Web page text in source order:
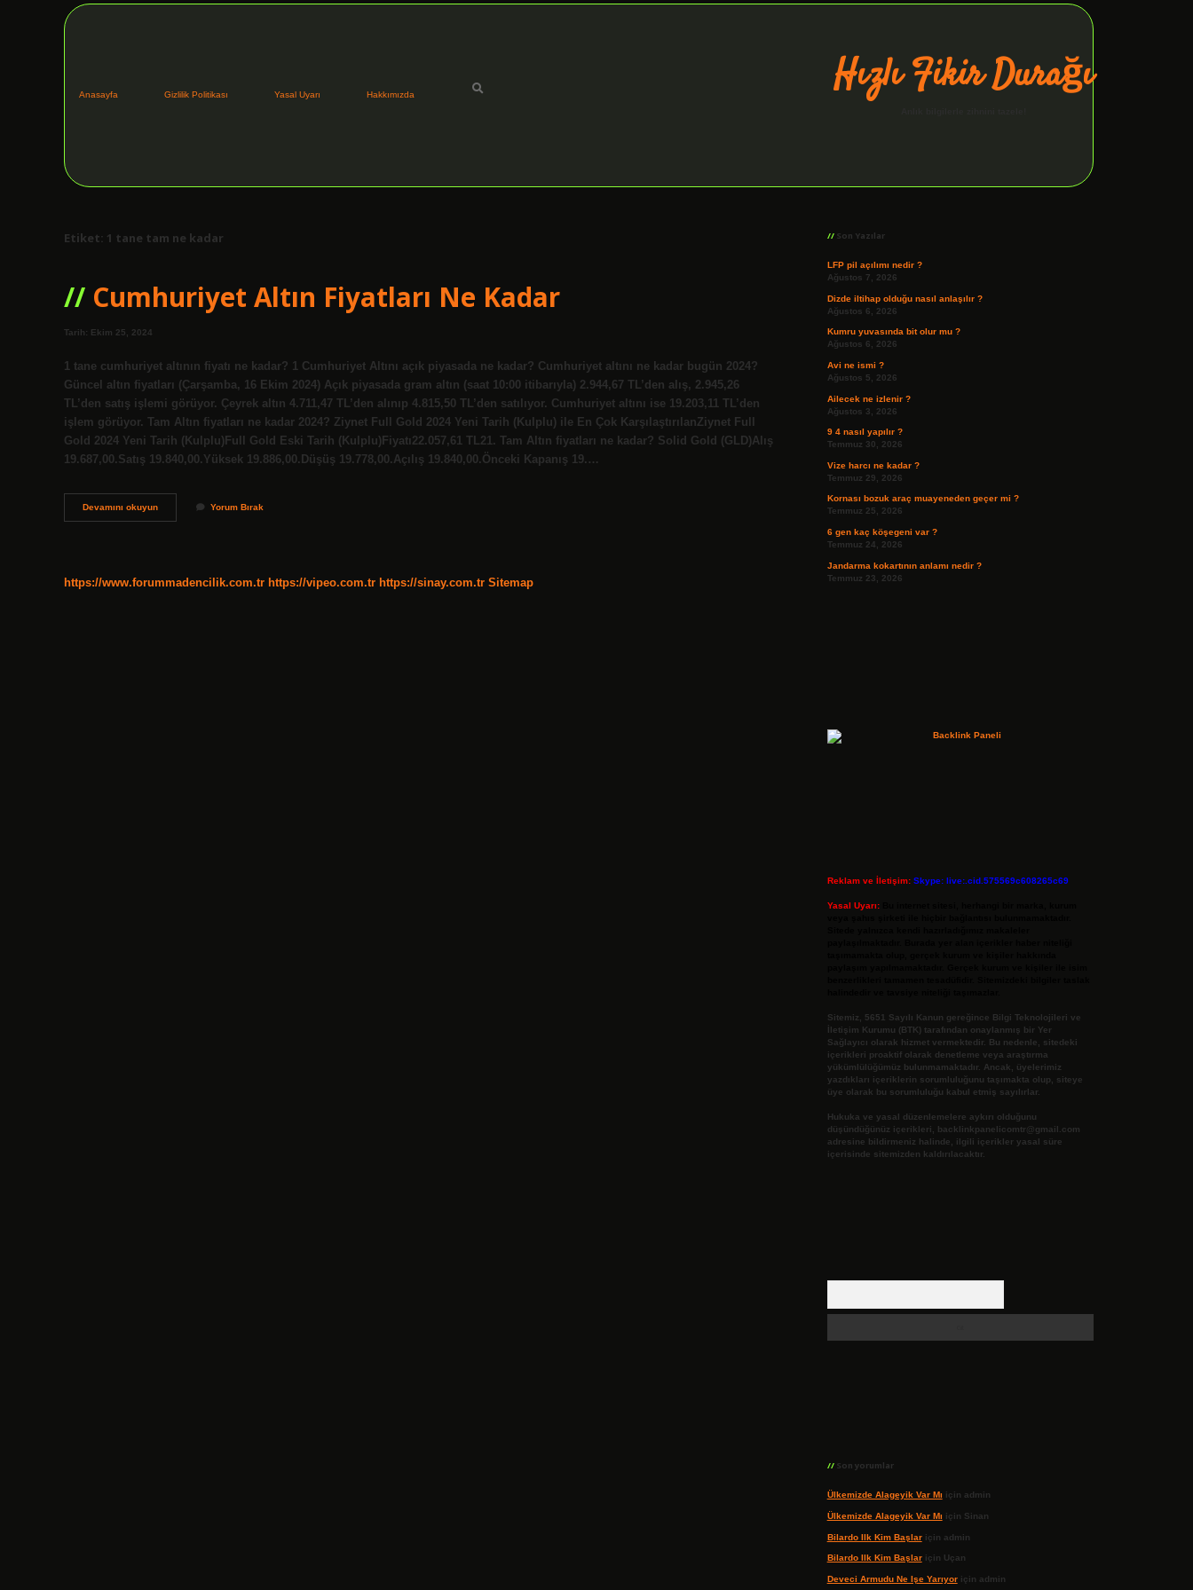
Anasayfa Gizlilik Politikası Yasal Uyarı Hakkımızda Hızlı Fikir Durağı
Etiket: 1 tane tam ne kadar
Cumhuriyet Altın Fiyatları Ne Kadar
Tarih: Ekim 25, 2024
1 tane cumhuriyet altının fiyatı ne kadar? 1 Cumhuriyet Altını açık piyasada ne kadar? Cumhuriyet altını ne kadar bugün 2024?
Güncel altın fiyatları (Çarşamba, 16 Ekim 2024) Açık piyasada gram altın (saat 10:00 itibarıyla) 2.944,67 TL’den alış, 2.945,26
TL’den satış işlemi görüyor. Çeyrek altın 4.711,47 TL’den alınıp 4.815,50 TL’den satılıyor. Cumhuriyet altını ise 19.203,11 TL’den
işlem görüyor. Tam Altın fiyatları ne kadar 2024? Ziynet Full Gold 2024 Yeni Tarih (Kulplu) ile En Çok KarşılaştırılanZiynet Full
Gold 2024 Yeni Tarih (Kulplu)Full Gold Eski Tarih (Kulplu)Fiyatı22.057,61 TL21. Tam Altın fiyatları ne kadar? Solid Gold (GLD)Alış
19.687,00.Satış 19.840,00.Yüksek 19.886,00.Düşüş 19.778,00.Açılış 19.840,00.Önceki Kapanış 19.…
Devamını okuyunCumhuriyet
Altın
Yorum Bırak
https://www.forummadencilik.com.tr https://vipeo.com.tr https://sinay.com.tr Sitemap
Son Yazılar
LFP pil açılımı nedir ?
Ağustos 7, 2026
Dizde iltihap olduğu nasıl anlaşılır ?
Ağustos 6, 2026
Kumru yuvasında bit olur mu ?
Ağustos 6, 2026
Avi ne ismi ?
Ağustos 5, 2026
Ailecek ne izlenir ?
Ağustos 3, 2026
9 4 nasıl yapılır ?
Temmuz 30, 2026
Vize harcı ne kadar ?
Temmuz 29, 2026
Kornası bozuk araç muayeneden geçer mi ?
Temmuz 25, 2026
6 gen kaç köşegeni var ?
Temmuz 24, 2026
Jandarma kokartının anlamı nedir ?
Temmuz 23, 2026
Reklam ve İletişim: Skype: live:.cid.575569c608265c69
Yasal Uyarı:
Sitemiz, 5651 Sayılı Kanun gereğince Bilgi Teknolojileri ve
İletişim Kurumu (BTK) tarafından onaylanmış bir Yer
Sağlayıcı olarak hizmet vermektedir. Bu nedenle, sitedeki
içerikleri proaktif olarak denetleme veya araştırma
yükümlülüğümüz bulunmamaktadır. Ancak, üyelerimiz
yazdıkları içeriklerin sorumluluğunu taşımakta olup, siteye
üye olarak bu sorumluluğu kabul etmiş sayılırlar.
Hukuka ve yasal düzenlemelere aykırı olduğunu
düşündüğünüz içerikleri,
backlinkpanelicomtr@gmail.com
adresine bildirmeniz halinde, ilgili içerikler yasal süre
içerisinde sitemizden kaldırılacaktır.
Son yorumlar
Ülkemizde Alageyik Var Mı için admin
Ülkemizde Alageyik Var Mı için Sinan
Bilardo Ilk Kim Başlariçin admin
Bilardo Ilk Kim Başlariçin Uçan
Deveci Armudu Ne Işe Yarıyoriçin admin